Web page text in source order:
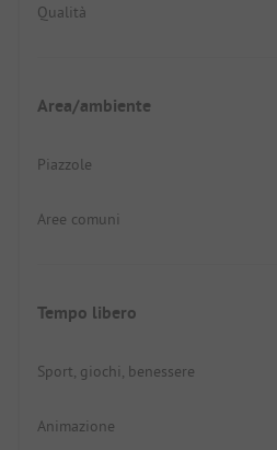
Qualità
Area/ambiente
Piazzole
Aree comuni
Tempo libero
Sport, giochi, benessere
Animazione